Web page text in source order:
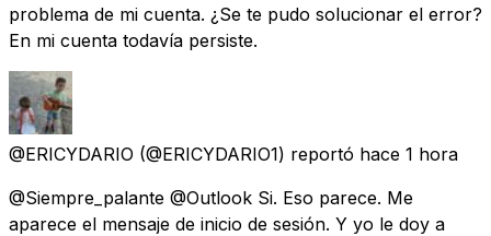
problema de mi cuenta. ¿Se te pudo solucionar el error?
En mi cuenta todavía persiste.
@ERICYDARIO (@ERICYDARIO1) reportó hace 1 hora
@Siempre_palante @Outlook Si. Eso parece. Me
aparece el mensaje de inicio de sesión. Y yo le doy a